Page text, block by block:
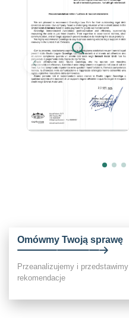
Omówmy Twoją sprawę
Przeanalizujemy i przedstawimy
rekomendacje